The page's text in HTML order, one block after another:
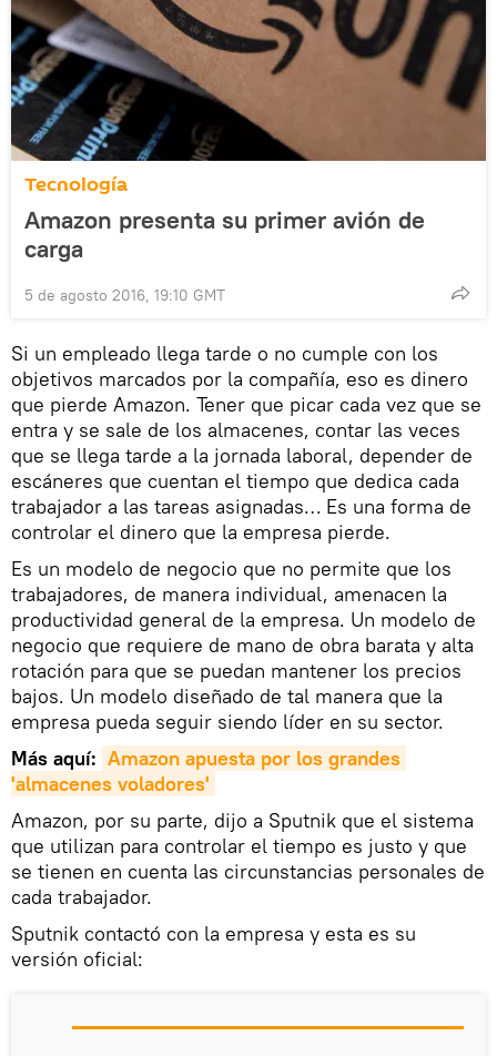
Tecnología
Amazon presenta su primer avión de
carga
5 de agosto 2016, 19:10 GMT
Si un empleado llega tarde o no cumple con los
objetivos marcados por la compañía, eso es dinero
que pierde Amazon. Tener que picar cada vez que se
entra y se sale de los almacenes, contar las veces
que se llega tarde a la jornada laboral, depender de
escáneres que cuentan el tiempo que dedica cada
trabajador a las tareas asignadas… Es una forma de
controlar el dinero que la empresa pierde.
Es un modelo de negocio que no permite que los
trabajadores, de manera individual, amenacen la
productividad general de la empresa. Un modelo de
negocio que requiere de mano de obra barata y alta
rotación para que se puedan mantener los precios
bajos. Un modelo diseñado de tal manera que la
empresa pueda seguir siendo líder en su sector.
Más aquí: Amazon apuesta por los grandes
'almacenes voladores'
Amazon, por su parte, dijo a Sputnik que el sistema
que utilizan para controlar el tiempo es justo y que
se tienen en cuenta las circunstancias personales de
cada trabajador.
Sputnik contactó con la empresa y esta es su
versión oficial: